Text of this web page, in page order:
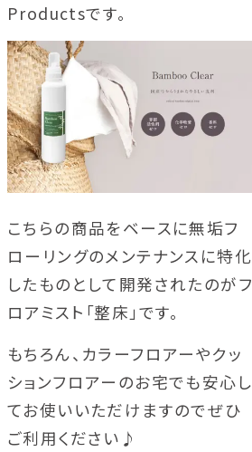
Productsです。
こちらの商品をベースに無垢フ
ローリングのメンテナンスに特化
したものとして開発されたのがフ
ロアミスト「整床」です。
もちろん、カラーフロアーやクッ
ションフロアーのお宅でも安心し
てお使いいただけますのでぜひ
ご利用ください♪